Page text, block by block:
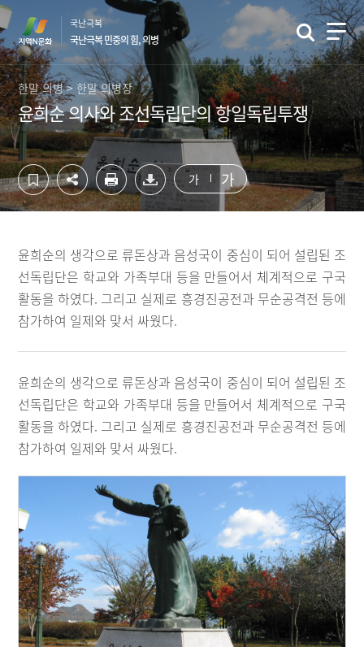
컨
텐
츠
영
역
바
로
가
기
하
단
영
역
바
로
가
기
국난극복
국난극복 민중의 힘, 의병
한말 의병 > 한말 의병장
윤희순 의사와 조선독립단의 항일독립투쟁
가 가
윤희순의 생각으로 류돈상과 음성국이 중심이 되어 설립된 조
선독립단은 학교와 가족부대 등을 만들어서 체계적으로 구국
활동을 하였다. 그리고 실제로 흥경진공전과 무순공격전 등에
참가하여 일제와 맞서 싸웠다.
윤희순의 생각으로 류돈상과 음성국이 중심이 되어 설립된 조
선독립단은 학교와 가족부대 등을 만들어서 체계적으로 구국
활동을 하였다. 그리고 실제로 흥경진공전과 무순공격전 등에
참가하여 일제와 맞서 싸웠다.